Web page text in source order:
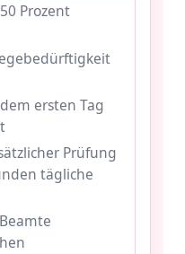
Prozent
ersten Tag
Prüfung
tägliche